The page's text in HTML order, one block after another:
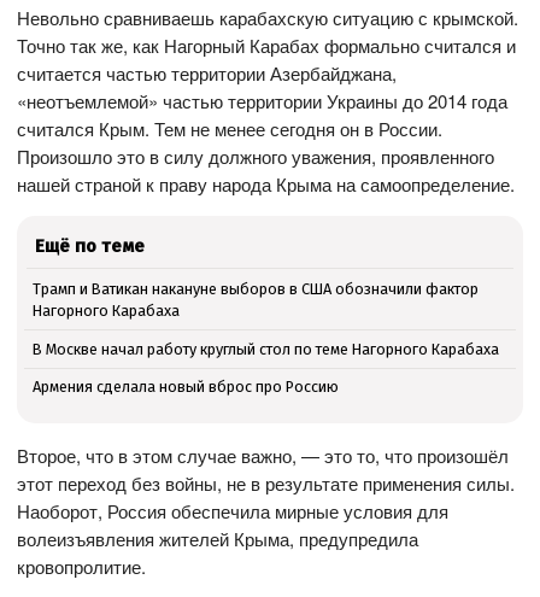
Невольно сравниваешь карабахскую ситуацию с крымской.
Точно так же, как Нагорный Карабах формально считался и
считается частью территории Азербайджана,
«неотъемлемой» частью территории Украины до 2014 года
считался Крым. Тем не менее сегодня он в России.
Произошло это в силу должного уважения, проявленного
нашей страной к праву народа Крыма на самоопределение.
Ещё по теме
Трамп и Ватикан накануне выборов в США обозначили фактор
Нагорного Карабаха
В Москве начал работу круглый стол по теме Нагорного Карабаха
Армения сделала новый вброс про Россию
Второе, что в этом случае важно, — это то, что произошёл
этот переход без войны, не в результате применения силы.
Наоборот, Россия обеспечила мирные условия для
волеизъявления жителей Крыма, предупредила
кровопролитие.